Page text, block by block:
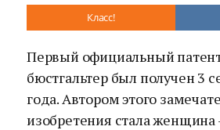
Класс!
Первый официальный
бюстгальтер был получен 3
года. Автором этого
изобретения стала женщина